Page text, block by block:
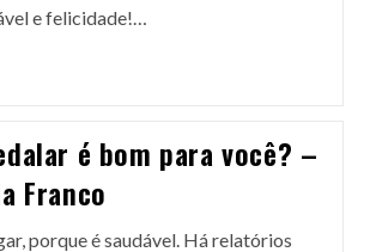
e felicidade!…
é bom para você? –
Franco
porque é saudável. Há relatórios